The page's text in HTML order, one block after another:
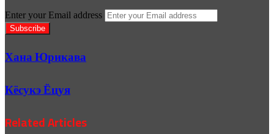
Enter your Email address
Хана Юрикава
Кёсукэ Ёцуя
Related Articles